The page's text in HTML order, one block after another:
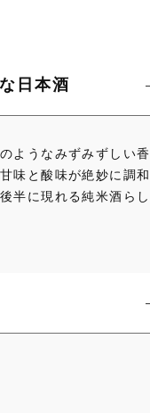
日本酒
ようなみずみずしい香
味と酸味が絶妙に調和
半に現れる純米酒らし